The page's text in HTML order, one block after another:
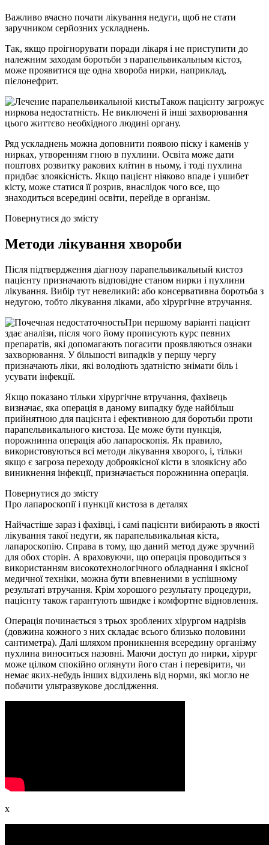
Важливо вчасно почати лікування недуги, щоб не стати
заручником серйозних ускладнень.
Так, якщо проігнорувати поради лікаря і не приступити до
належним заходам боротьби з парапельвикальным кістоз,
може проявитися ще одна хвороба нирки, наприклад,
пієлонефрит.
Також пацієнту загрожує
ниркова недостатність. Не виключені й інші захворювання
цього життєво необхідного людині органу.
Ряд ускладнень можна доповнити появою піску і каменів у
нирках, утворенням гною в пухлини. Освіта може дати
поштовх розвитку ракових клітин в ньому, і тоді пухлина
придбає злоякісність. Якщо пацієнт ніяково впаде і ушибет
кісту, може статися її розрив, внаслідок чого все, що
знаходиться всередині освіти, перейде в організм.
Повернутися до змісту
Методи лікування хвороби
Після підтвердження діагнозу парапельвикальный кистоз
пацієнту призначають відповідне станом нирки і пухлини
лікування. Вибір тут невеликий: або консервативна боротьба з
недугою, тобто лікування ліками, або хірургічне втручання.
При першому варіанті пацієнт
здає аналізи, після чого йому прописують курс певних
препаратів, які допомагають погасити проявляються ознаки
захворювання. У більшості випадків у першу чергу
призначають ліки, які володіють здатністю знімати біль і
усувати інфекції.
Якщо показано тільки хірургічне втручання, фахівець
визначає, яка операція в даному випадку буде найбільш
прийнятною для пацієнта і ефективною для боротьби проти
парапельвикального кистоза. Це може бути пункція,
порожнинна операція або лапароскопія. Як правило,
використовуються всі методи лікування хворого, і, тільки
якщо є загроза переходу доброякісної кісти в злоякісну або
виникнення інфекції, призначається порожнинна операція.
Повернутися до змісту
Про лапароскопії і пункції кистоза в деталях
Найчастіше зараз і фахівці, і самі пацієнти вибирають в якості
лікування такої недуги, як парапельвикальная кіста,
лапароскопію. Справа в тому, що даний метод дуже зручний
для обох сторін. А враховуючи, що операція проводиться з
використанням високотехнологічного обладнання і якісної
медичної техніки, можна бути впевненими в успішному
результаті втручання. Крім хорошого результату процедури,
пацієнту також гарантують швидке і комфортне відновлення.
Операція починається з трьох зроблених хірургом надрізів
(довжина кожного з них складає всього близько половини
сантиметра). Далі шляхом проникнення всередину організму
пухлина виноситься назовні. Маючи доступ до нирки, хірург
може цілком спокійно оглянути його стан і перевірити, чи
немає яких-небудь інших відхилень від норми, які могло не
побачити ультразвукове дослідження.
x